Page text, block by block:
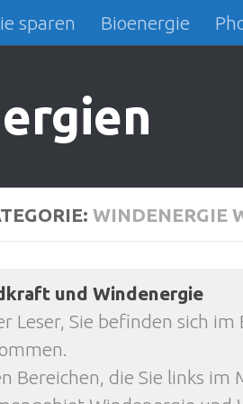
sparen Bioenergie
WINDENERGIE
und Windenergie
Leser, Sie befinden sich im
Bereichen, die Sie links